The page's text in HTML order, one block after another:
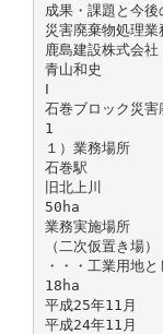
成果・課題と今
災害廃棄物処理
鹿島建設株式会社
青山和史
Ⅰ
石巻ブロック災
1
１）業務場所
石巻駅
旧北上川
50ha
業務実施場所
（二次仮置き場）
・・・工業用地
18ha
平成25年11月
平成24年11月